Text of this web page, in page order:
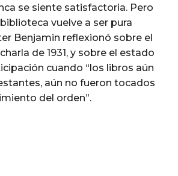
se siente satisfactoria. Pero
vuelve a ser pura
Benjamin reflexionó sobre el
de 1931, y sobre el estado
cuando “los libros aún
aún no fueron tocados
del orden”.